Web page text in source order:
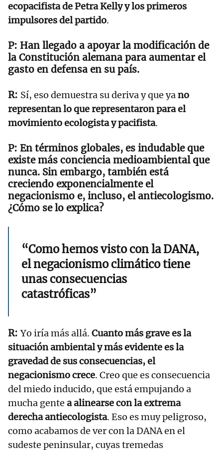
ecopacifista de Petra Kelly y los primeros
impulsores del partido.
Han llegado a apoyar la modificación de
la Constitución alemana para aumentar el
gasto en defensa en su país.
Sí, eso demuestra su deriva y que yano
representan lo que representaron para el
movimiento ecologista y pacifista.
En términos globales, es indudable que
existe más conciencia medioambiental que
nunca. Sin embargo, también está
creciendo exponencialmente el
negacionismo e, incluso, el antiecologismo.
¿Cómo se lo explica?
“Como hemos visto con la DANA,
el negacionismo climático tiene
unas consecuencias
catastróficas”
Yo iría más allá. Cuanto más grave es la
situación ambiental y más evidente es la
gravedad de sus consecuencias, el
negacionismo crece. Creo que es consecuencia
del miedo inducido, que está empujando a
mucha gente a alinearse con la extrema
derecha antiecologista. Eso es muy peligroso,
como acabamos de ver con la DANA en el
sudeste peninsular, cuyas tremedas